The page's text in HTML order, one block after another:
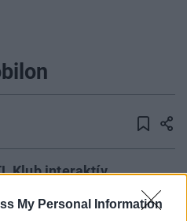
My Personal Information
Klub interaktív
az IKO New Media
2005. február 14-től